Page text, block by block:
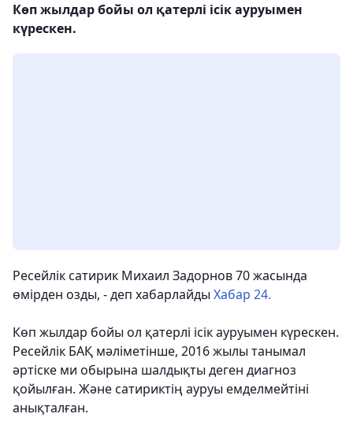
Көп жылдар бойы ол қатерлі ісік ауруымен
күрескен.
Ресейлік сатирик Михаил Задорнов 70 жасында
өмірден озды, - деп хабарлайды Хабар 24.
Көп жылдар бойы ол қатерлі ісік ауруымен күрескен.
Ресейлік БАҚ мәліметінше, 2016 жылы танымал
әртіске ми обырына шалдықты деген диагноз
қойылған. Және сатириктің ауруы емделмейтіні
анықталған.